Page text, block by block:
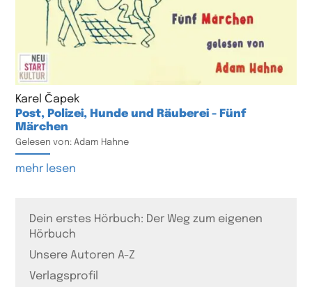
Karel Čapek
Post, Polizei, Hunde und Räuberei - Fünf
Märchen
Gelesen von: Adam Hahne
mehr lesen
Dein erstes Hörbuch: Der Weg zum eigenen
Hörbuch
Unsere Autoren A-Z
Verlagsprofil